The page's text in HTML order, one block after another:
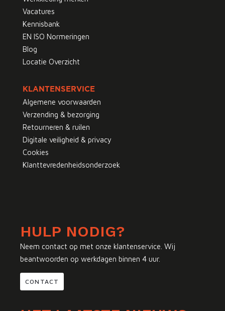
Vacatures
Kennisbank
EN ISO Normeringen
Blog
Locatie Overzicht
KLANTENSERVICE
Algemene voorwaarden
Verzending & bezorging
Retourneren & ruilen
Digitale veiligheid & privacy
Cookies
Klanttevredenheidsonderzoek
HULP NODIG?
Neem contact op met onze klantenservice. Wij
beantwoorden op werkdagen binnen 4 uur.
CONTACT